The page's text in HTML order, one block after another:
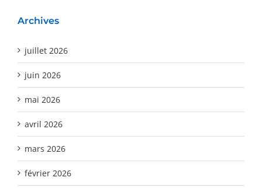
Archives
juillet 2026
juin 2026
mai 2026
avril 2026
mars 2026
février 2026